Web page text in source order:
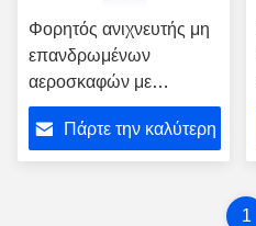
Φορητός ανιχνευτής μη
επανδρωμένων
αεροσκαφών με
σύστημα ανίχνευσης
UAV τεχνολογίας GaN
Πάρτε την καλύτερη
1